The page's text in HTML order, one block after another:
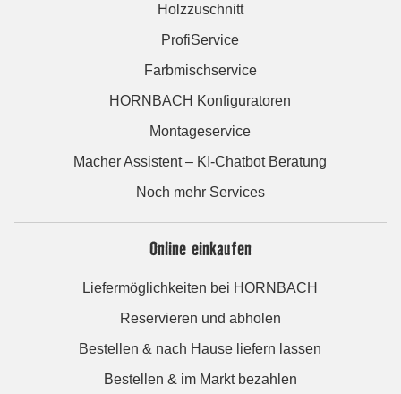
Holzzuschnitt
ProfiService
Farbmischservice
HORNBACH Konfiguratoren
Montageservice
Macher Assistent – KI-Chatbot Beratung
Noch mehr Services
Online einkaufen
Liefermöglichkeiten bei HORNBACH
Reservieren und abholen
Bestellen & nach Hause liefern lassen
Bestellen & im Markt bezahlen